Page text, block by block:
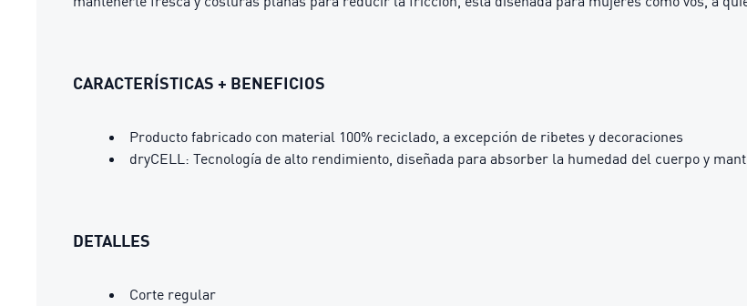
CARACTERÍSTICAS + BENEFICIOS
Producto fabricado con material 100% reciclado, a excepción de ribetes y decoraciones
dryCELL: Tecnología de alto rendimiento, diseñada para absorber la humedad del cuerpo y
DETALLES
Corte regular